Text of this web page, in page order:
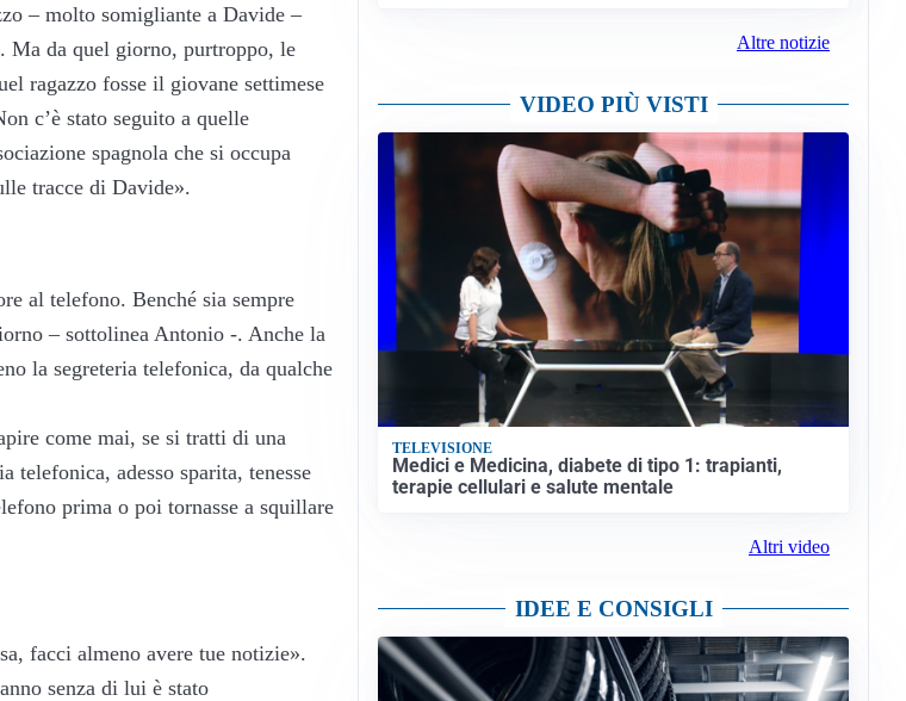
– molto somigliante a Davide –
Ma da quel giorno, purtroppo, le
ragazzo fosse il giovane settimese
c’è stato seguito a quelle
spagnola che si occupa
tracce di Davide».
al telefono. Benché sia sempre
– sottolinea Antonio -. Anche la
la segreteria telefonica, da qualche
come mai, se si tratti di una
telefonica, adesso sparita, tenesse
prima o poi tornasse a squillare
facci almeno avere tue notizie».
senza di lui è stato
Altre notizie
VIDEO PIÙ VISTI
TELEVISIONE
Medici e Medicina, diabete di tipo 1: trapianti,
terapie cellulari e salute mentale
Altri video
IDEE E CONSIGLI